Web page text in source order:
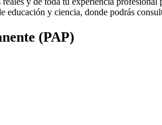
y ciencia, donde podrás
(PAP)